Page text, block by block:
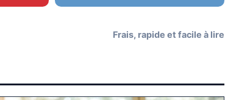
Frais, rapide et facile à lire